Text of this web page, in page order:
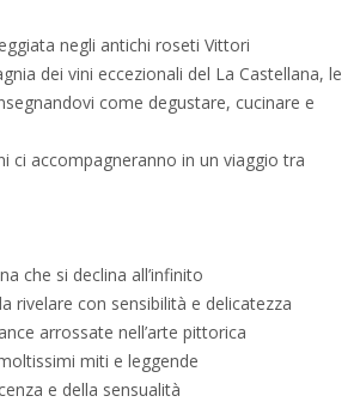
negli antichi roseti Vittori
dei vini eccezionali del La Castellana, le
come degustare, cucinare e
ci accompagneranno in un viaggio tra
che si declina all’infinito
rivelare con sensibilità e delicatezza
arrossate nell’arte pittorica
miti e leggende
e della sensualità